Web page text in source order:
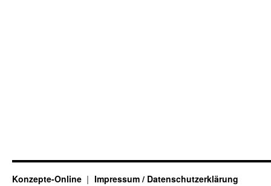
Konzepte-Online Impressum / Datenschutzerklärung